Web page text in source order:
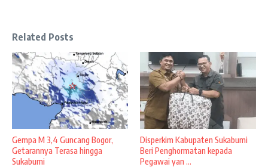
Related Posts
Gempa M 3,4 Guncang Bogor,
Getarannya Terasa hingga
Sukabumi
Disperkim Kabupaten Sukabumi
Beri Penghormatan kepada
Pegawai yan ...